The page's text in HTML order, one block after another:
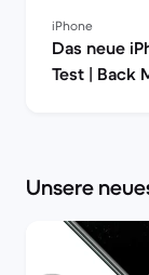
iPhone
Das neue
Test | Back
Unsere